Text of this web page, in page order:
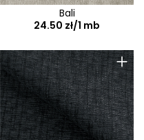
Bali
24.50 zł/1 mb
+